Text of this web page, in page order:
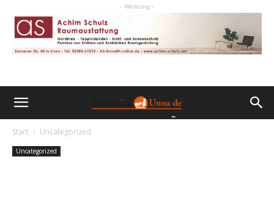
- Werbung -
Start Uncategorized
Uncategorized